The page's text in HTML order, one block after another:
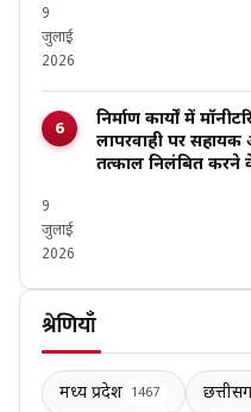
9
जुलाई
2026
निर्माण कार्यों में
लापरवाही पर
तत्काल निलंबित करने
9
जुलाई
2026
श्रेणियाँ
मध्य प्रदेश 1467